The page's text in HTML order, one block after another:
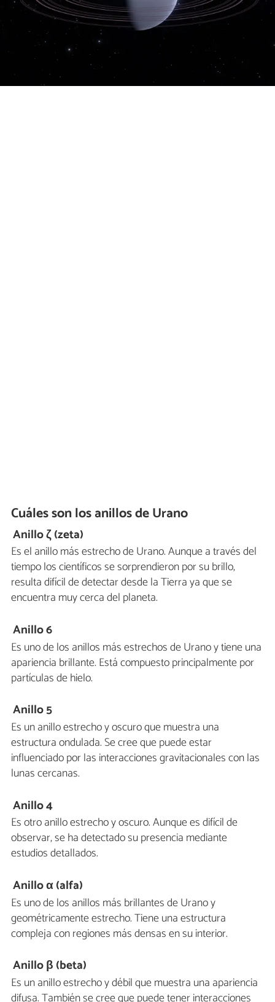
Cuáles son los anillos de Urano
Anillo ζ (zeta)
Es el anillo más estrecho de Urano. Aunque a través del
tiempo los científicos se sorprendieron por su brillo,
resulta difícil de detectar desde la Tierra ya que se
encuentra muy cerca del planeta.
Anillo 6
Es uno de los anillos más estrechos de Urano y tiene una
apariencia brillante. Está compuesto principalmente por
partículas de hielo.
Anillo 5
Es un anillo estrecho y oscuro que muestra una
estructura ondulada. Se cree que puede estar
influenciado por las interacciones gravitacionales con las
lunas cercanas.
Anillo 4
Es otro anillo estrecho y oscuro. Aunque es difícil de
observar, se ha detectado su presencia mediante
estudios detallados.
Anillo α (alfa)
Es uno de los anillos más brillantes de Urano y
geométricamente estrecho. Tiene una estructura
compleja con regiones más densas en su interior.
Anillo β (beta)
Es un anillo estrecho y débil que muestra una apariencia